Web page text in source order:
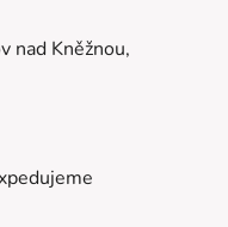
nad Kněžnou,